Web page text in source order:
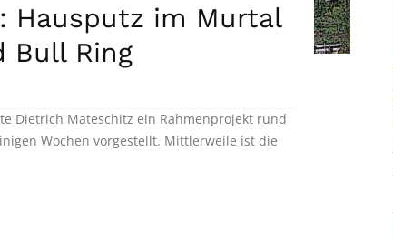
Hausputz im Murtal
Bull Ring
Dietrich Mateschitz ein Rahmenprojekt rund
Wochen vorgestellt. Mittlerweile ist die